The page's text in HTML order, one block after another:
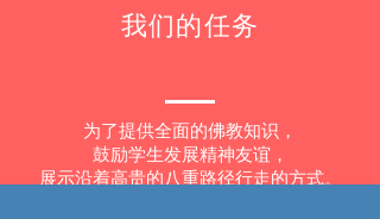
我们的任务
为了提供全面的佛教知识，
鼓励学生发展精神友谊，
展示沿着高贵的八重路径行走的方式。